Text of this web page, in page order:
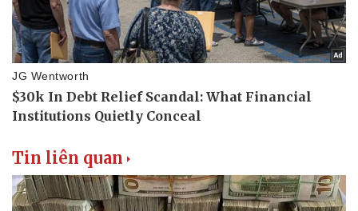
Tin liên quan